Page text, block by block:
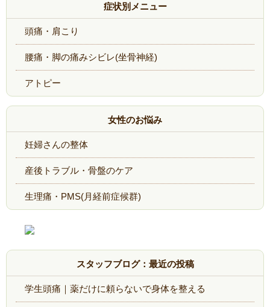
症状別メニュー
頭痛・肩こり
腰痛・脚の痛みシビレ(坐骨神経)
アトピー
女性のお悩み
妊婦さんの整体
産後トラブル・骨盤のケア
生理痛・PMS(月経前症候群)
スタッフブログ：最近の投稿
学生頭痛｜薬だけに頼らないで身体を整える